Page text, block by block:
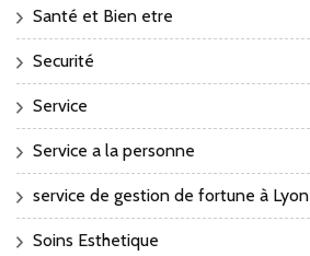
Santé et Bien etre
Securité
Service
Service a la personne
service de gestion de fortune à Lyon
Soins Esthetique